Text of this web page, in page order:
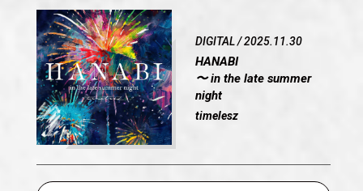
DIGITAL / 2025.11.30
HANABI
〜 in the late summer
night
timelesz